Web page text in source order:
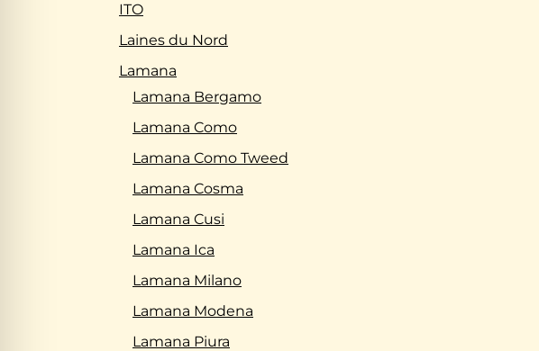
ITO
Laines du Nord
Lamana
Lamana Bergamo
Lamana Como
Lamana Como Tweed
Lamana Cosma
Lamana Cusi
Lamana Ica
Lamana Milano
Lamana Modena
Lamana Piura